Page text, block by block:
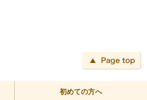
初めての方へ